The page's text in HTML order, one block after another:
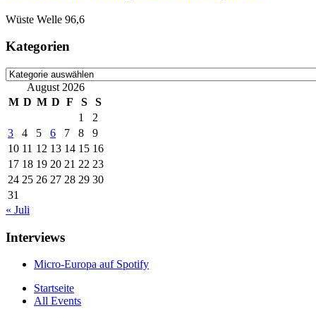
Wüste Welle 96,6
Kategorien
Kategorien
August 2026
M D M D F S
S
1
2
3
4 5 6 7 8
9
10 11 12 13 14 15 16
17 18 19 20 21 22 23
24 25 26 27 28 29 30
31
« Juli
Interviews
Micro-Europa auf Spotify
Startseite
All Events